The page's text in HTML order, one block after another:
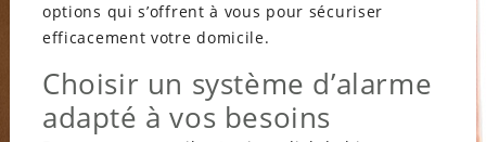
options qui s’offrent à vous pour sécuriser
efficacement votre domicile.
Choisir un système d’alarme
adapté à vos besoins